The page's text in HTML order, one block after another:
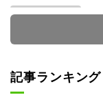
記事ランキング